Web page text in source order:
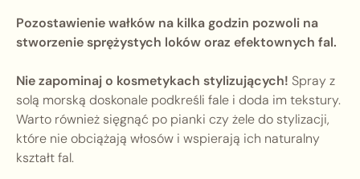
Pozostawienie wałków na kilka godzin pozwoli na
stworzenie sprężystych loków oraz efektownych fal.
Nie zapominaj o kosmetykach stylizujących! Spray z
solą morską doskonale podkreśli fale i doda im tekstury.
Warto również sięgnąć po pianki czy żele do stylizacji,
które nie obciążają włosów i wspierają ich naturalny
kształt fal.